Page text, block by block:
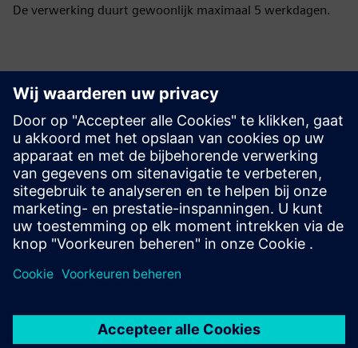
De verwerking duurt gewoonlijk maximaal 5 werkdagen.
SCE-ondersteuningszoeker
Stuur ons uw ondersteuningsvragen met betrekking
tot onderwijs, onderzoek en ontwikkeling.
Uw verzoek